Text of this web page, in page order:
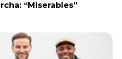
“Miserables”